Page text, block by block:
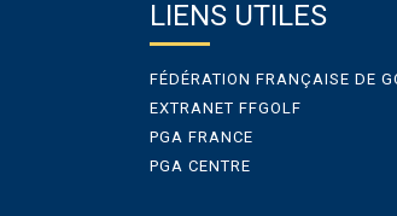
LIENS UTILES
FÉDÉRATION FRANÇAISE DE
EXTRANET FFGOLF
PGA FRANCE
PGA CENTRE